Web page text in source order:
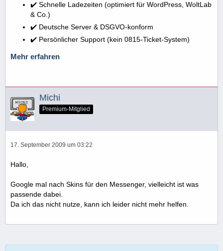
✔️ Schnelle Ladezeiten (optimiert für WordPress, WoltLab
& Co.)
✔️ Deutsche Server & DSGVO-konform
✔️ Persönlicher Support (kein 0815-Ticket-System)
Mehr erfahren
Michi
Premium-Mitglied
17. September 2009 um 03:22
Hallo,
Google mal nach Skins für den Messenger, vielleicht ist was
passende dabei.
Da ich das nicht nutze, kann ich leider nicht mehr helfen.